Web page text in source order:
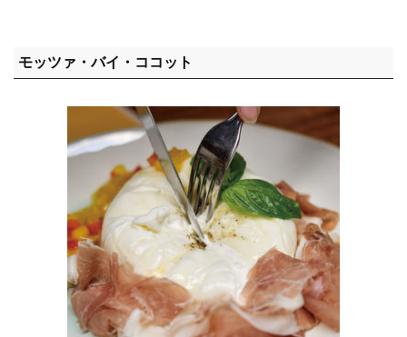
モッツァ・バイ・ココット